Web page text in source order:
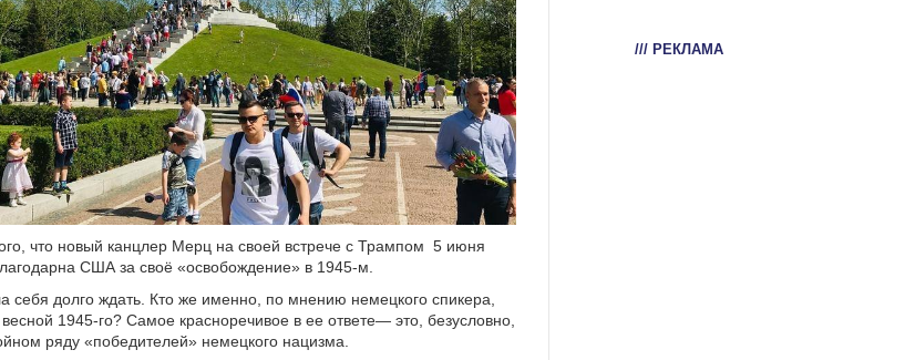
что новый канцлер Мерц на своей встрече с Трампом 5 июня
США за своё «освобождение» в 1945-м.
себя долго ждать. Кто же именно, по мнению немецкого спикера,
1945-го? Самое красноречивое в ее ответе— это, безусловно,
ряду «победителей» немецкого нацизма.
/// РЕКЛАМА